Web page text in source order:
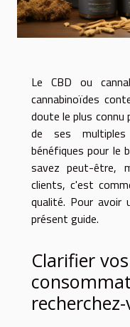
Le CBD ou
cannabinoïdes
doute le plus connu
de ses multiples
bénéfiques pour le
savez peut-être,
clients, c'est
qualité. Pour avoir
présent guide.
Clarifier